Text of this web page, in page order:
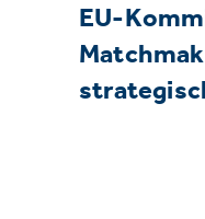
EU-